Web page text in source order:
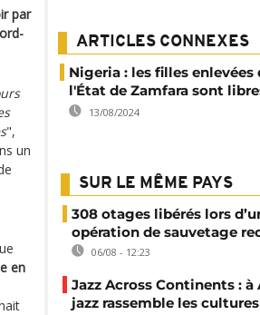
par
",
un
en
ARTICLES CONNEXES
Nigeria : les filles enlevées
l'État de Zamfara sont
13/08/2024
SUR LE MÊME PAYS
308 otages libérés lors
opération de sauvetage
06/08 - 12:23
Jazz Across Continents : à
jazz rassemble les cultures